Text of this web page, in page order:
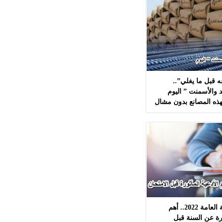
قبل ما يغلي”..
والأسمنت ” اليوم
لطلاب الثانوية العامة 2022.. أهم
عن السنة قبل